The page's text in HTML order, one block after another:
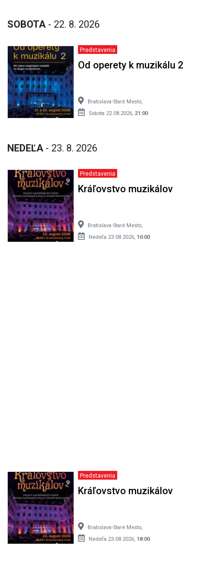
SOBOTA - 22. 8. 2026
Predstavenia
Od operety k muzikálu 2
Bratislava-Staré Mesto,
Sobota 22.08.2026, 21:00
NEDEĽA - 23. 8. 2026
Predstavenia
Kráľovstvo muzikálov
Bratislava-Staré Mesto,
Nedeľa 23.08.2026, 10:00
Predstavenia
Kráľovstvo muzikálov
Bratislava-Staré Mesto,
Nedeľa 23.08.2026, 18:00